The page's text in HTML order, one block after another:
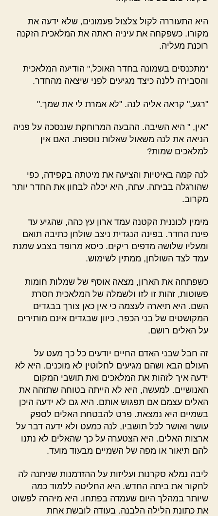
היא התעוררה לקול צלצול פעמונים, שלא ידעה את
מקורו. כשפקחה את עיניה ראתה את המלאכית הזקנה
רוכנת מעליה.
"מתכנסים בשמונה בחדר האוכל," הודיעה המלאכית
והסבירה ללנה כיצד מגיעים לפני שיצאה מהחדר.
"רגע," קראה אליה לנה. "לא אמרת לי את שמך."
"אין, " היא השיבה. ההבעה המרוחקת שננסכה על פניה
הניאה את לנה משאול שאלות נוספות. האם אין
למלאכים שמות?
לנה קמה באיטיות והציעה את מיטתה בקפידה, כפי
שהורגלה בביתה. עתה, היא יכלה לבחון את החדר יותר
מקרוב.
מימין לכוננית הקטנה עמד ארון עץ כהה, שהגיע עד
פינת החדר. בפינה הנגדית ניצב שולחן כתיבה תואם
ומעליו שלושה מדפים ריקים. כיסא מרופד בצבע שמנת
עמד לצד השולחן, ממתין לשימוש.
כשפתחה את הארון, מצאה אוסף של שמלות חומות
פשוטות, זהות זו לזו ולשמלה של המלאכית חסרת
השם. היא תיארה לעצמה כי אין כאן צורך בבגדים
המקושטים של בני הכפר, כיוון שבגדים אינם מותירים
על האלים רושם.
זה חבל שבני האדם החיים יודעים כל כך מעט על
העולם הבא ושהם מגיעים לחלוטין לא מוכנים. היא לא
ידעה איך לזהות את המלאכים ואת תושבי המקום
האנושיים. למעשה, היא לא הייתה בטוחה שתזהה את
האלים עצמם אם תפגוש אותם. היא גם לא ידעה היכן
בשמיים היא נמצאת. פרט להבטחת האלים לספק
עושר ואושר לכל תושביו, לנה כמעט ולא ידעה דבר על
ארצות האלים. היא הצטערה על כך שהאלים לא נתנו
להם תיאור או מפה של השמיים מבעוד מועד.
ליבה נמלא סקרנות ועליזות על ההזדמנות שניתנה לה
לחקור את ביתה החדש. היא החליטה ללמוד כמה
שיותר במהלך היום שעמדה בפתחו. היא מיהרה לפשוט
את כתונת הלילה הלבנה. בעודה לובשת אחת